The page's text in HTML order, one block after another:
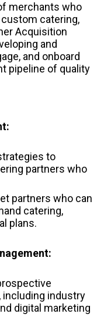
merchants who
catering,
Acquisition
and
and onboard
pipeline of quality
to
partners who
partners who can
catering,
plans.
including industry
digital marketing